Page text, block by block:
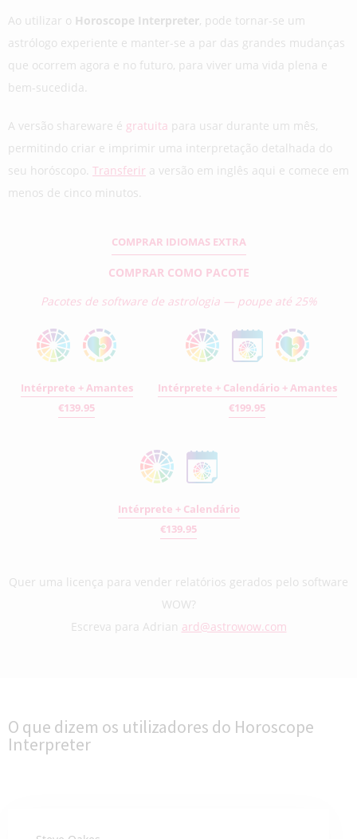
Ao utilizar o Horoscope Interpreter, pode tornar-se um
astrólogo experiente e manter-se a par das grandes mudanças
que ocorrem agora e no futuro, para viver uma vida plena e
bem-sucedida.
A versão shareware é gratuita para usar durante um mês,
permitindo criar e imprimir uma interpretação detalhada do
seu horóscopo. Transferir a versão em inglês aqui e comece em
menos de cinco minutos.
COMPRAR IDIOMAS EXTRA
COMPRAR COMO PACOTE
Pacotes de software de astrologia — poupe até 25%
Intérprete + Amantes
€139.95
Intérprete + Calendário + Amantes
€199.95
Intérprete + Calendário
€139.95
Quer uma licença para vender relatórios gerados pelo software
WOW?
Escreva para Adrian ard@astrowow.com
O que dizem os utilizadores do Horoscope
Interpreter